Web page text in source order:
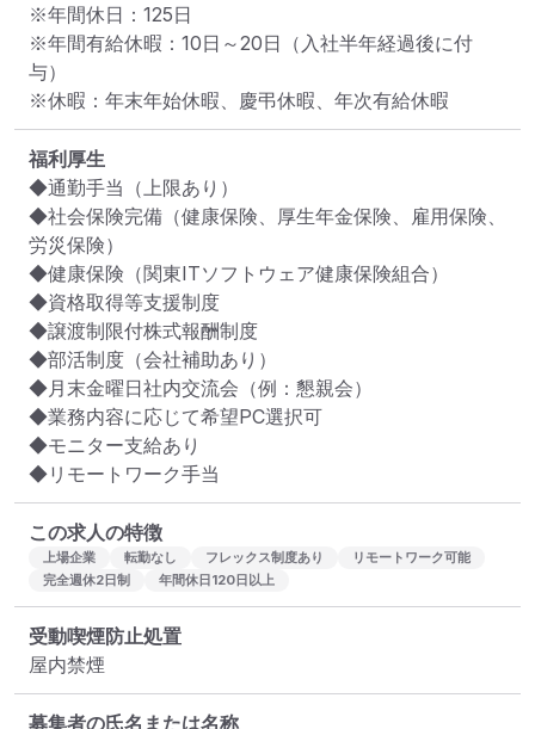
※年間休日：125日
※年間有給休暇：10日～20日（入社半年経過後に付
与）
※休暇：年末年始休暇、慶弔休暇、年次有給休暇
福利厚生
◆通勤手当（上限あり）
◆社会保険完備（健康保険、厚生年金保険、雇用保険、
労災保険）
◆健康保険（関東ITソフトウェア健康保険組合）
◆資格取得等支援制度
◆譲渡制限付株式報酬制度
◆部活制度（会社補助あり）
◆月末金曜日社内交流会（例：懇親会）
◆業務内容に応じて希望PC選択可
◆モニター支給あり
◆リモートワーク手当
この求人の特徴
上場企業 転勤なし フレックス制度あり
リモートワーク可能
完全週休2日制
年間休日120日以上
受動喫煙防止処置
屋内禁煙
募集者の氏名または名称